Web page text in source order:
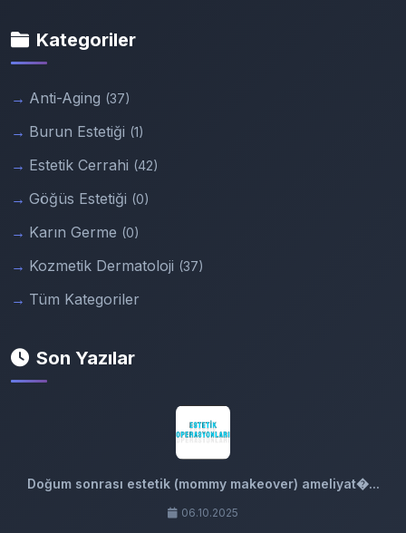
Kategoriler
Anti-Aging (37)
Burun Estetiği (1)
Estetik Cerrahi (42)
Göğüs Estetiği (0)
Karın Germe (0)
Kozmetik Dermatoloji (37)
Tüm Kategoriler
Son Yazılar
Doğum sonrası estetik (mommy makeover) ameliyat�...
06.10.2025